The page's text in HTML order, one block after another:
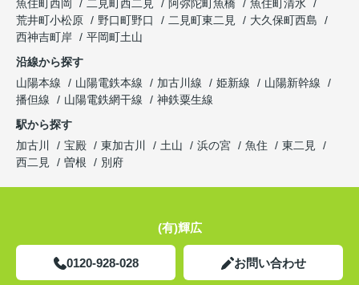
魚住町西岡
二見町西二見 阿弥陀町魚橋
魚住町清水
荒井町小松原
野口町野口 二見町東二見
大久保町西島
西神吉町岸
平岡町土山
沿線から探す
山陽本線
山陽電鉄本線 加古川線 姫新線
山陽新幹線
播但線
山陽電鉄網干線
神鉄粟生線
駅から探す
加古川
宝殿 東加古川 土山 浜の宮 魚住
東二見
西二見
曽根 別府
(有)輝広
0120-928-028 お問い合わせ